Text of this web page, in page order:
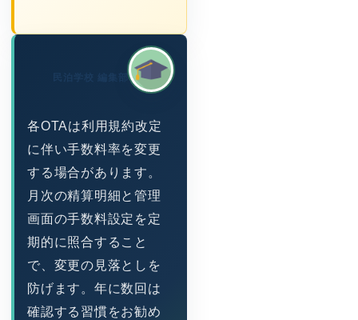
民泊学校 編集部
各OTAは利用規約改定
に伴い手数料率を変更
する場合があります。
月次の精算明細と管理
画面の手数料設定を定
期的に照合すること
で、変更の見落としを
防げます。年に数回は
確認する習慣をお勧め